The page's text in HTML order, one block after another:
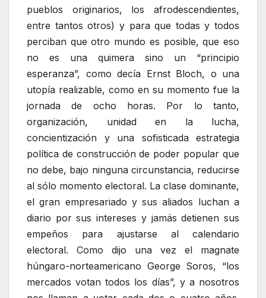
pueblos originarios, los afrodescendientes,
entre tantos otros) y para que todas y todos
perciban que otro mundo es posible, que eso
no es una quimera sino un “principio
esperanza”, como decía Ernst Bloch, o una
utopía realizable, como en su momento fue la
jornada de ocho horas. Por lo tanto,
organización, unidad en la lucha,
concientización y una sofisticada estrategia
política de construcción de poder popular que
no debe, bajo ninguna circunstancia, reducirse
al sólo momento electoral. La clase dominante,
el gran empresariado y sus aliados luchan a
diario por sus intereses y jamás detienen sus
empeños para ajustarse al calendario
electoral. Como dijo una vez el magnate
húngaro-norteamericano George Soros, “los
mercados votan todos los días”, y a nosotros